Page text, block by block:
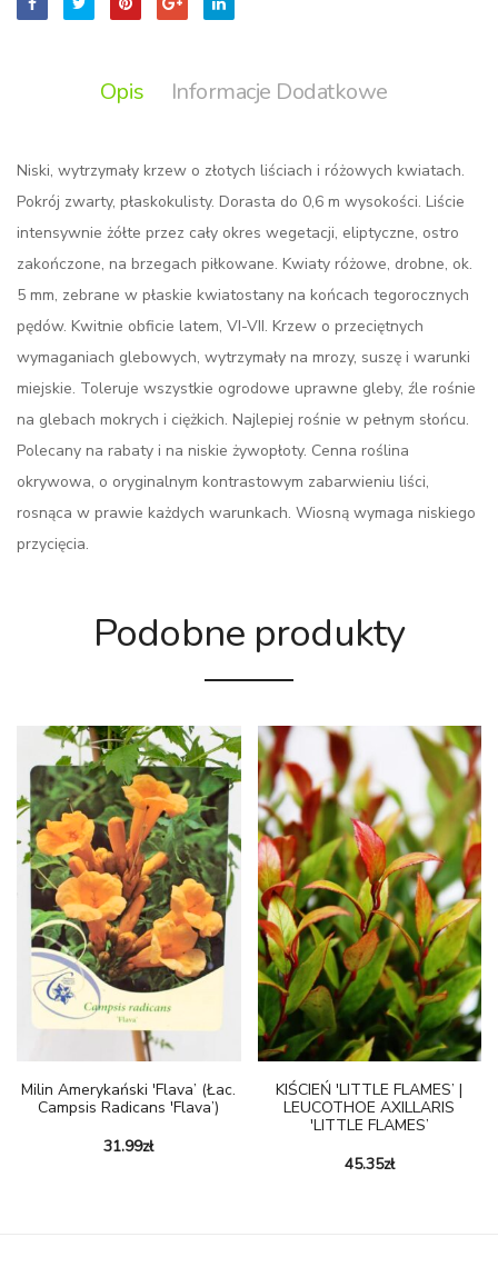
'Goldmound')
Opis Informacje Dodatkowe
Niski, wytrzymały krzew o złotych liściach i różowych kwiatach.
Pokrój zwarty, płaskokulisty. Dorasta do 0,6 m wysokości. Liście
intensywnie żółte przez cały okres wegetacji, eliptyczne, ostro
zakończone, na brzegach piłkowane. Kwiaty różowe, drobne, ok.
5 mm, zebrane w płaskie kwiatostany na końcach tegorocznych
pędów. Kwitnie obficie latem, VI-VII. Krzew o przeciętnych
wymaganiach glebowych, wytrzymały na mrozy, suszę i warunki
miejskie. Toleruje wszystkie ogrodowe uprawne gleby, źle rośnie
na glebach mokrych i ciężkich. Najlepiej rośnie w pełnym słońcu.
Polecany na rabaty i na niskie żywopłoty. Cenna roślina
okrywowa, o oryginalnym kontrastowym zabarwieniu liści,
rosnąca w prawie każdych warunkach. Wiosną wymaga niskiego
przycięcia.
Podobne produkty
Milin Amerykański 'Flava’ (łac.
Campsis Radicans 'Flava’)
31.99zł
KIŚCIEŃ 'LITTLE FLAMES’ |
LEUCOTHOE AXILLARIS
'LITTLE FLAMES’
45.35zł